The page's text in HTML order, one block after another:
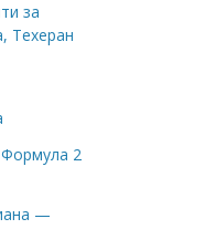
за
Техеран
2
—